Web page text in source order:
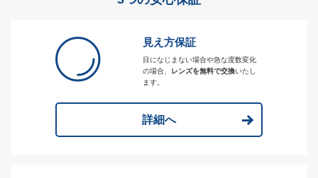
見え方保証
目になじまない場合や急な度数変化
の場合、
レンズを無料で交換いたし
ます。
詳細へ